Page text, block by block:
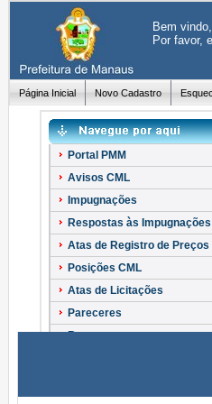
Bem vindo,
Por favor,
Página Inicial Novo Cadastro
Portal PMM
Avisos CML
Impugnações
Respostas às Impugnações
Atas de Registro de Preços
Posições CML
Atas de Licitações
Pareceres
Recursos